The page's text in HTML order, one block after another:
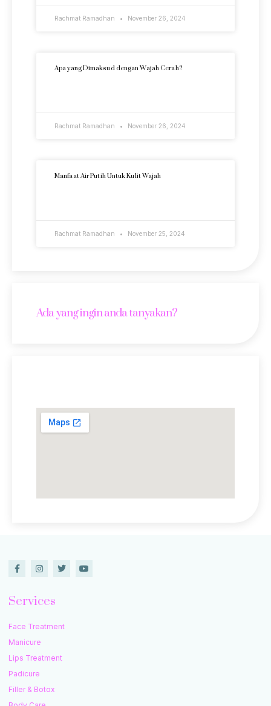
Rachmat Ramadhan November 26, 2024
Apa yang Dimaksud dengan Wajah Cerah?
Rachmat Ramadhan November 26, 2024
Manfaat Air Putih Untuk Kulit Wajah
Rachmat Ramadhan November 25, 2024
Ada yang ingin anda tanyakan?
Services
Face Treatment
Manicure
Lips Treatment
Padicure
Filler & Botox